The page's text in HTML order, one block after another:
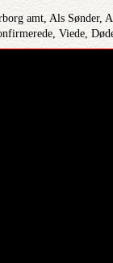
amt, Als Sønder,
Viede,